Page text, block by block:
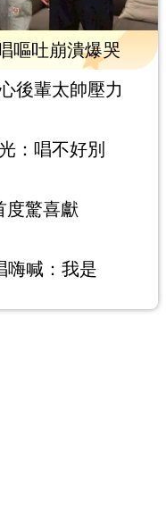
嘔吐崩潰爆哭
後輩太帥壓力
：唱不好別
度驚喜獻
喊：我是